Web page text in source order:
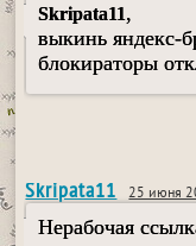
Skripata11,
выкинь яндекс-
блокираторы
Skripata11 25 июня
Нерабочая